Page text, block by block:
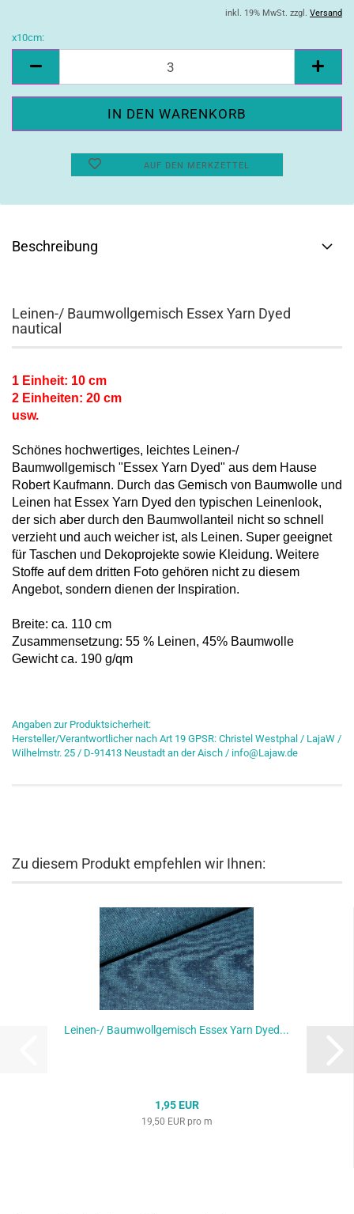
inkl. 19% MwSt. zzgl. Versand
x10cm:
AUF DEN MERKZETTEL
Beschreibung
Leinen-/ Baumwollgemisch Essex Yarn Dyed
nautical
1 Einheit: 10 cm
2 Einheiten: 20 cm
usw.
Schönes hochwertiges, leichtes Leinen-/
Baumwollgemisch "Essex Yarn Dyed" aus dem Hause
Robert Kaufmann. Durch das Gemisch von Baumwolle und
Leinen hat Essex Yarn Dyed den typischen Leinenlook,
der sich aber durch den Baumwollanteil nicht so schnell
verzieht und auch weicher ist, als Leinen. Super geeignet
für Taschen und Dekoprojekte sowie Kleidung. Weitere
Stoffe auf dem dritten Foto gehören nicht zu diesem
Angebot, sondern dienen der Inspiration.
Breite: ca. 110 cm
Zusammensetzung: 55 % Leinen, 45% Baumwolle
Gewicht ca. 190 g/qm
Angaben zur Produktsicherheit:
Hersteller/Verantwortlicher nach Art 19 GPSR: Christel Westphal / LajaW /
Wilhelmstr. 25 / D-91413 Neustadt an der Aisch / info@Lajaw.de
Zu diesem Produkt empfehlen wir Ihnen:
Leinen-/ Baumwollgemisch Essex Yarn Dyed...
1,95 EUR
19,50 EUR pro m